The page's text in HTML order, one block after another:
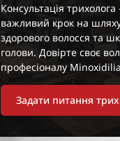
Консультація трихолога
важливий крок на
здорового волосся та
голови. Довірте своє
професіоналу
Задати питання